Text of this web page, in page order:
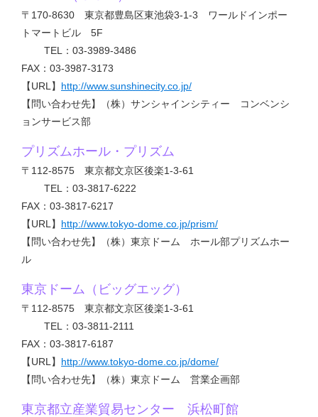
〒170-8630 東京都豊島区東池袋3-1-3 ワールドインポー
トマートビル 5F
TEL：03-3989-3486
FAX：03-3987-3173
【URL】 http://www.sunshinecity.co.jp/
【問い合わせ先】（株）サンシャインシティー コンベンシ
ョンサービス部
プリズムホール・プリズム
〒112-8575 東京都文京区後楽1-3-61
TEL：03-3817-6222
FAX：03-3817-6217
【URL】 http://www.tokyo-dome.co.jp/prism/
【問い合わせ先】（株）東京ドーム ホール部プリズムホー
ル
東京ドーム（ビッグエッグ）
〒112-8575 東京都文京区後楽1-3-61
TEL：03-3811-2111
FAX：03-3817-6187
【URL】 http://www.tokyo-dome.co.jp/dome/
【問い合わせ先】（株）東京ドーム 営業企画部
東京都立産業貿易センター 浜松町館